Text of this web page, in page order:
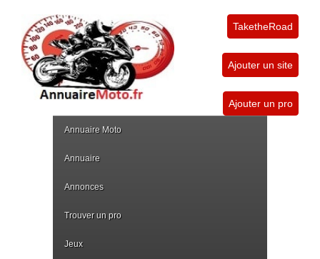
TaketheRoad
Ajouter un site
Ajouter un pro
Annuaire Moto
Annuaire
Annonces
Trouver un pro
Jeux